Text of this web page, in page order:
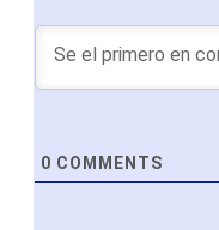
0 COMMENTS